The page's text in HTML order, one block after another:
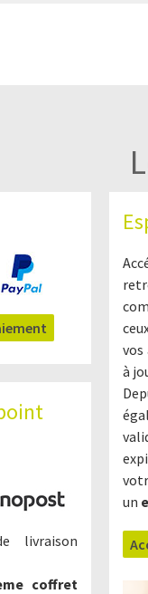
livraison
coffret
à
un